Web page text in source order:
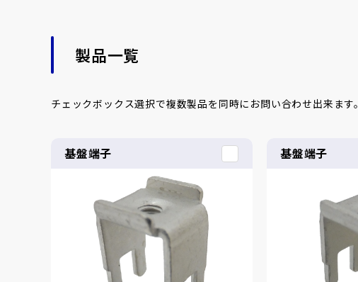
製品一覧
チェックボックス選択で複数製品を同時にお問い合わせ出来ます。
基盤端子 基盤端子